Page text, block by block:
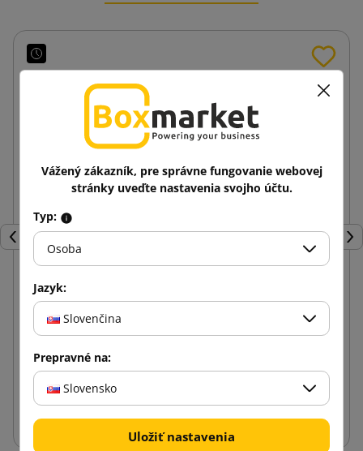
Späť
Papierové hobliny biele 5kg
Vložiť do košíka
Vážený zákazník, pre správne fungovanie webovej
stránky uveďte nastavenia svojho účtu.
Typ:
Osoba
Jazyk:
Slovenčina
Prepravné na:
Slovensko
Uložiť nastavenia